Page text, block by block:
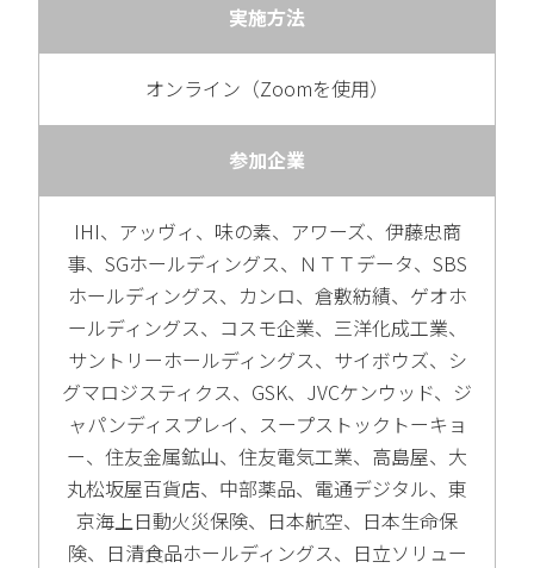
実施方法
オンライン（Zoomを使用）
参加企業
IHI、アッヴィ、味の素、アワーズ、伊藤忠商
事、SGホールディングス、ＮＴＴデータ、SBS
ホールディングス、カンロ、倉敷紡績、ゲオホ
ールディングス、コスモ企業、三洋化成工業、
サントリーホールディングス、サイボウズ、シ
グマロジスティクス、GSK、JVCケンウッド、ジ
ャパンディスプレイ、スープストックトーキョ
ー、住友金属鉱山、住友電気工業、高島屋、大
丸松坂屋百貨店、中部薬品、電通デジタル、東
京海上日動火災保険、日本航空、日本生命保
険、日清食品ホールディングス、日立ソリュー